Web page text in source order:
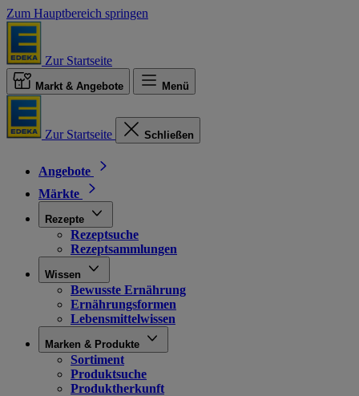
Zum Hauptbereich springen
Zur Startseite
Markt & Angebote Menü
Zur Startseite Schließen
Angebote
Märkte
Rezepte
Rezeptsuche
Rezeptsammlungen
Wissen
Bewusste Ernährung
Ernährungsformen
Lebensmittelwissen
Marken & Produkte
Sortiment
Produktsuche
Produktherkunft